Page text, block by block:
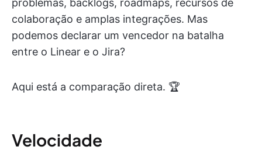
colaboração e amplas integrações. Mas
podemos declarar um vencedor na batalha
entre o Linear e o Jira?
Aqui está a comparação direta. 🏆
Velocidade